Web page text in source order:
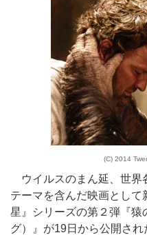
(C) 2014
ウイルスのまん延、世界
テーマを含んだ映画とし
星』シリーズの第２弾『猿
グ）』が19日から公開され